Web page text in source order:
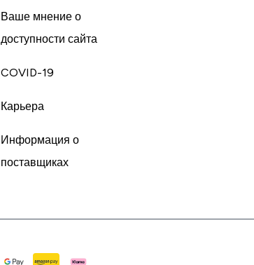
Ваше мнение о
доступности сайта
COVID-19
Карьера
Информация о
поставщиках